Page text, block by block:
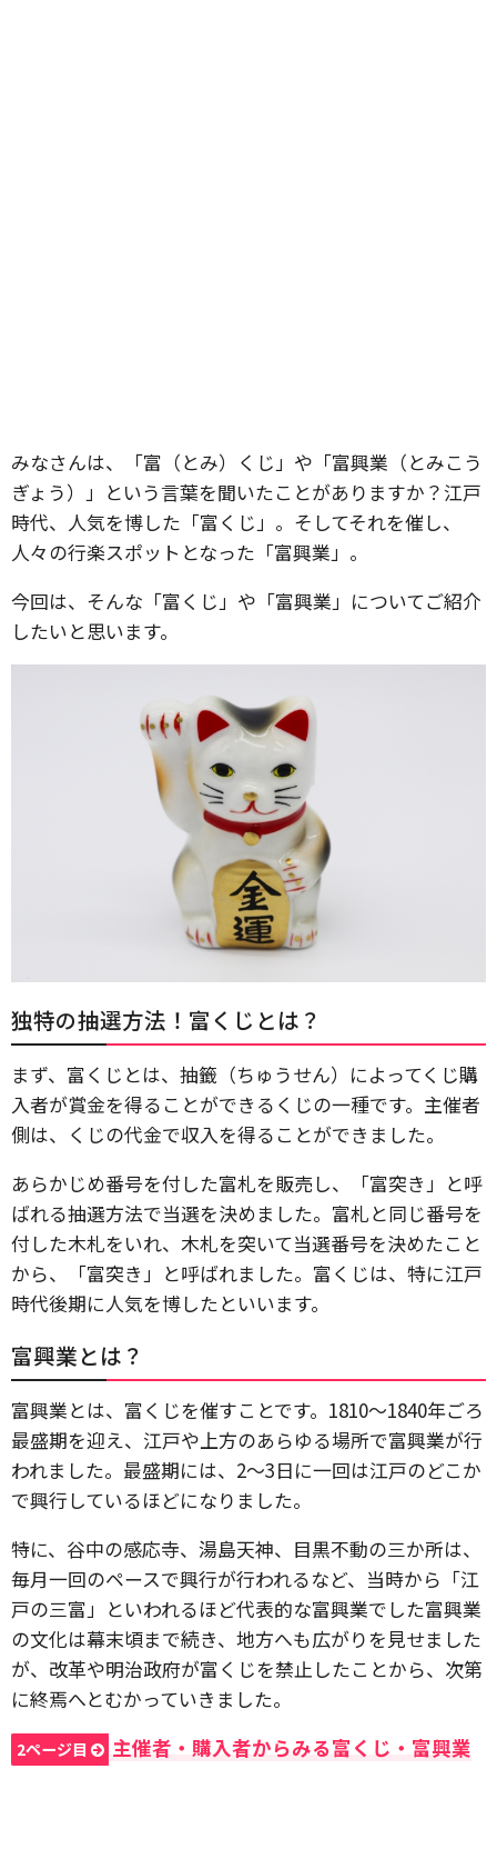
みなさんは、「富（とみ）くじ」や「富興業（とみこう
ぎょう）」という言葉を聞いたことがありますか？江戸
時代、人気を博した「富くじ」。そしてそれを催し、
人々の行楽スポットとなった「富興業」。
今回は、そんな「富くじ」や「富興業」についてご紹介
したいと思います。
独特の抽選方法！富くじとは？
まず、富くじとは、抽籤（ちゅうせん）によってくじ購
入者が賞金を得ることができるくじの一種です。主催者
側は、くじの代金で収入を得ることができました。
あらかじめ番号を付した富札を販売し、「富突き」と呼
ばれる抽選方法で当選を決めました。富札と同じ番号を
付した木札をいれ、木札を突いて当選番号を決めたこと
から、「富突き」と呼ばれました。富くじは、特に江戸
時代後期に人気を博したといいます。
富興業とは？
富興業とは、富くじを催すことです。1810～1840年ごろ
最盛期を迎え、江戸や上方のあらゆる場所で富興業が行
われました。最盛期には、2～3日に一回は江戸のどこか
で興行しているほどになりました。
特に、谷中の感応寺、湯島天神、目黒不動の三か所は、
毎月一回のペースで興行が行われるなど、当時から「江
戸の三富」といわれるほど代表的な富興業でした富興業
の文化は幕末頃まで続き、地方へも広がりを見せました
が、改革や明治政府が富くじを禁止したことから、次第
に終焉へとむかっていきました。
2ページ目 主催者・購入者からみる富くじ・富興業